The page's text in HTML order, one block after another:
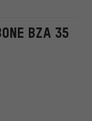
BZA 35